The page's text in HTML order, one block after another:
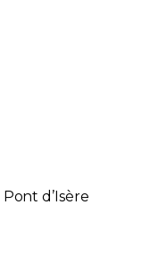
Pont d’Isère